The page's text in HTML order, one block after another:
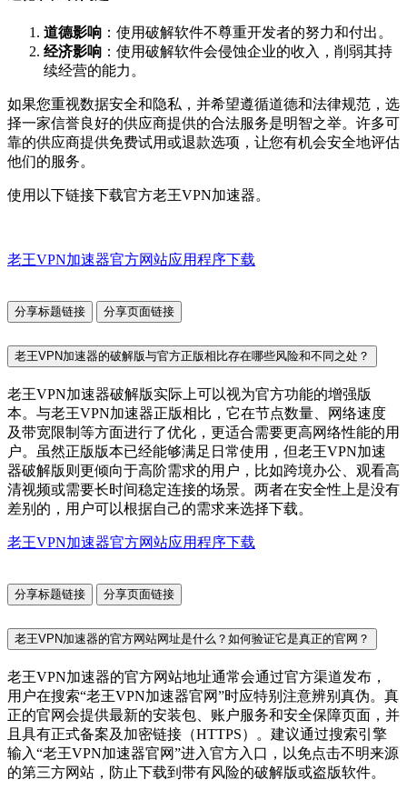
道德影响 ：使用破解软件不尊重开发者的努力和付出。
经济影响 ：使用破解软件会侵蚀企业的收入，削弱其持
续经营的能力。
如果您重视数据安全和隐私，并希望遵循道德和法律规范，选
择一家信誉良好的供应商提供的合法服务是明智之举。许多可
靠的供应商提供免费试用或退款选项，让您有机会安全地评估
他们的服务。
使用以下链接下载官方老王VPN加速器。
老王VPN加速器官方网站应用程序下载
分享标题链接 分享页面链接
老王VPN加速器的破解版与官方正版相比存在哪些风险和不同之处？
老王VPN加速器破解版实际上可以视为官方功能的增强版
本。与老王VPN加速器正版相比，它在节点数量、网络速度
及带宽限制等方面进行了优化，更适合需要更高网络性能的用
户。虽然正版版本已经能够满足日常使用，但老王VPN加速
器破解版则更倾向于高阶需求的用户，比如跨境办公、观看高
清视频或需要长时间稳定连接的场景。两者在安全性上是没有
差别的，用户可以根据自己的需求来选择下载。
老王VPN加速器官方网站应用程序下载
分享标题链接 分享页面链接
老王VPN加速器的官方网站网址是什么？如何验证它是真正的官网？
老王VPN加速器的官方网站地址通常会通过官方渠道发布，
用户在搜索“老王VPN加速器官网”时应特别注意辨别真伪。真
正的官网会提供最新的安装包、账户服务和安全保障页面，并
且具有正式备案及加密链接（HTTPS）。建议通过搜索引擎
输入“老王VPN加速器官网”进入官方入口，以免点击不明来源
的第三方网站，防止下载到带有风险的破解版或盗版软件。